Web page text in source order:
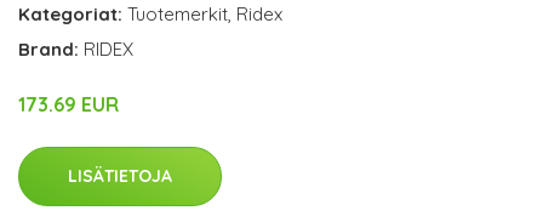
Kategoriat: Tuotemerkit, Ridex
Brand: RIDEX
173.69 EUR
LISÄTIETOJA